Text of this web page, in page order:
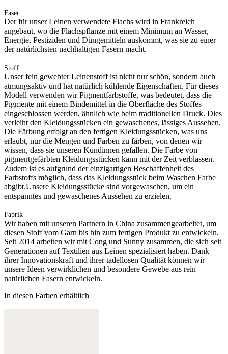
Faser
Der für unser Leinen verwendete Flachs wird in Frankreich
angebaut, wo die Flachspflanze mit einem Minimum an Wasser,
Energie, Pestiziden und Düngemitteln auskommt, was sie zu einer
der natürlichsten nachhaltigen Fasern macht.
Stoff
Unser fein gewebter Leinenstoff ist nicht nur schön, sondern auch
atmungsaktiv und hat natürlich kühlende Eigenschaften. Für dieses
Modell verwenden wir Pigmentfarbstoffe, was bedeutet, dass die
Pigmente mit einem Bindemittel in die Oberfläche des Stoffes
eingeschlossen werden, ähnlich wie beim traditionellen Druck. Dies
verleiht den Kleidungsstücken ein gewaschenes, lässiges Aussehen.
Die Färbung erfolgt an den fertigen Kleidungsstücken, was uns
erlaubt, nur die Mengen und Farben zu färben, von denen wir
wissen, dass sie unseren Kundinnen gefallen. Die Farbe von
pigmentgefärbten Kleidungsstücken kann mit der Zeit verblassen.
Zudem ist es aufgrund der einzigartigen Beschaffenheit des
Farbstoffs möglich, dass das Kleidungsstück beim Waschen Farbe
abgibt.Unsere Kleidungsstücke sind vorgewaschen, um ein
entspanntes und gewaschenes Aussehen zu erzielen.
Fabrik
Wir haben mit unseren Partnern in China zusammengearbeitet, um
diesen Stoff vom Garn bis hin zum fertigen Produkt zu entwickeln.
Seit 2014 arbeiten wir mit Cong und Sunny zusammen, die sich seit
Generationen auf Textilien aus Leinen spezialisiert haben. Dank
ihrer Innovationskraft und ihrer tadellosen Qualität können wir
unsere Ideen verwirklichen und besondere Gewebe aus rein
natürlichen Fasern entwickeln.
In diesen Farben erhältlich